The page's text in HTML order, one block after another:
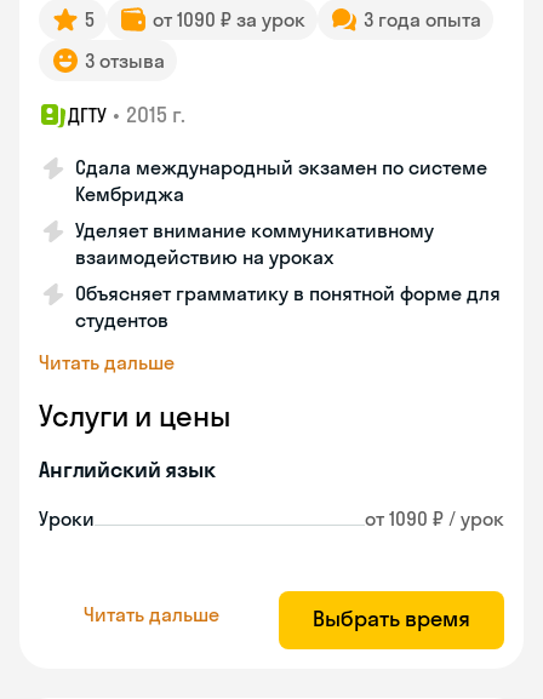
5 от 1090 ₽ за урок
3 года опыта
3 отзыва
ДГТУ • 2015 г.
Сдала международный экзамен по системе
Кембриджа
Уделяет внимание коммуникативному
взаимодействию на уроках
Объясняет грамматику в понятной форме для
студентов
Читать дальше
Услуги и цены
Английский язык
Уроки от 1090 ₽ / урок
Читать дальше Выбрать время